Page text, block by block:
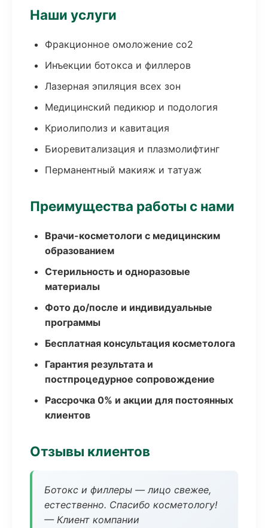
Наши услуги
Фракционное омоложение co2
Инъекции ботокса и филлеров
Лазерная эпиляция всех зон
Медицинский педикюр и подология
Криолиполиз и кавитация
Биоревитализация и плазмолифтинг
Перманентный макияж и татуаж
Преимущества работы с нами
Врачи-косметологи с медицинским
образованием
Стерильность и одноразовые
материалы
Фото до/после и индивидуальные
программы
Бесплатная консультация косметолога
Гарантия результата и
постпроцедурное сопровождение
Рассрочка 0% и акции для постоянных
клиентов
Отзывы клиентов
Ботокс и филлеры — лицо свежее,
естественно. Спасибо косметологу!
— Клиент компании